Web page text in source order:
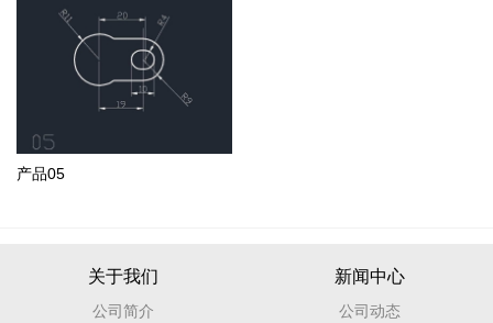
产品05
关于我们
公司简介
新闻中心
公司动态